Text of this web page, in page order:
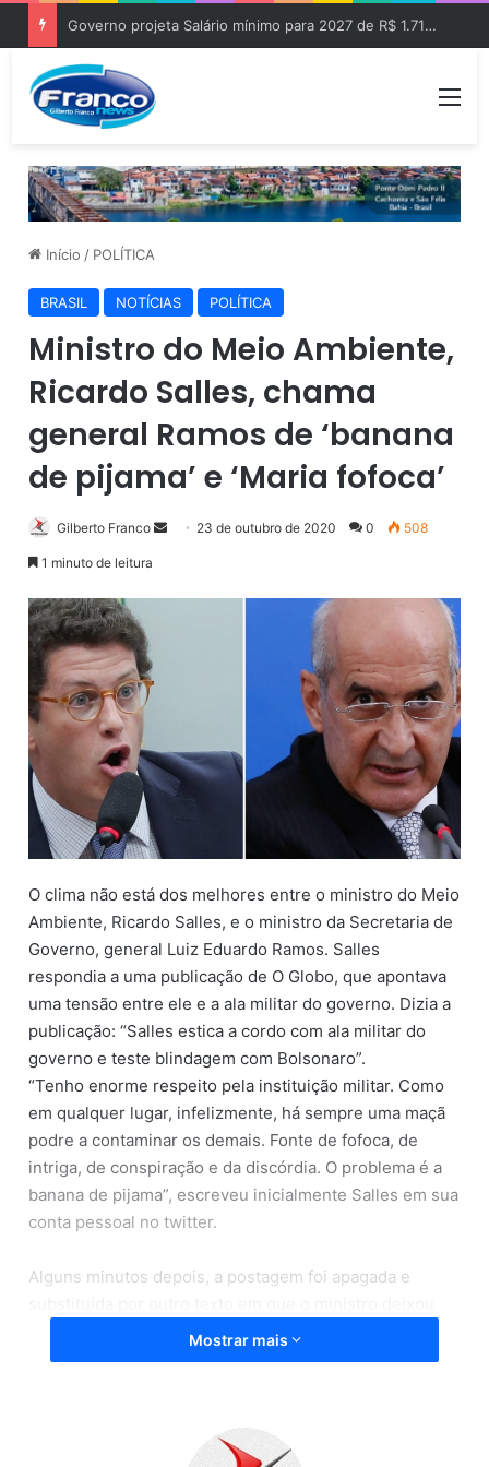
Governo projeta Salário mínimo para 2027 de R$ 1.717 “Aumento de R$ 96”
Início / POLÍTICA
BRASIL NOTÍCIAS POLÍTICA
Ministro do Meio Ambiente,
Ricardo Salles, chama
general Ramos de ‘banana
de pijama’ e ‘Maria fofoca’
Gilberto Franco
m
a
23 de outubro de 2020 0 508
1 minuto de leitura
O clima não está dos melhores entre o ministro do Meio
Ambiente, Ricardo Salles, e o ministro da Secretaria de
Governo, general Luiz Eduardo Ramos. Salles
respondia a uma publicação de O Globo, que apontava
uma tensão entre ele e a ala militar do governo. Dizia a
publicação: “Salles estica a cordo com ala militar do
governo e teste blindagem com Bolsonaro”.
“Tenho enorme respeito pela instituição militar. Como
em qualquer lugar, infelizmente, há sempre uma maçã
podre a contaminar os demais. Fonte de fofoca, de
intriga, de conspiração e da discórdia. O problema é a
banana de pijama”, escreveu inicialmente Salles em sua
conta pessoal no twitter.
Alguns minutos depois, a postagem foi apagada e
mais claro a quem endereçava os ataques. “Não
estiquei a corda com ninguém. Tenho enorme respeito
afirmou na segunda publicação, com a marcação do
Mostrar mais